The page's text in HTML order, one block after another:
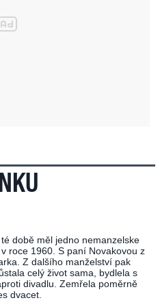
době měl jedno nemanzelske
roce 1960. S paní Novakovou z
Z dalšího manželství pak
celý život sama, bydlela s
divadlu. Zemřela poměrně
dvacet.